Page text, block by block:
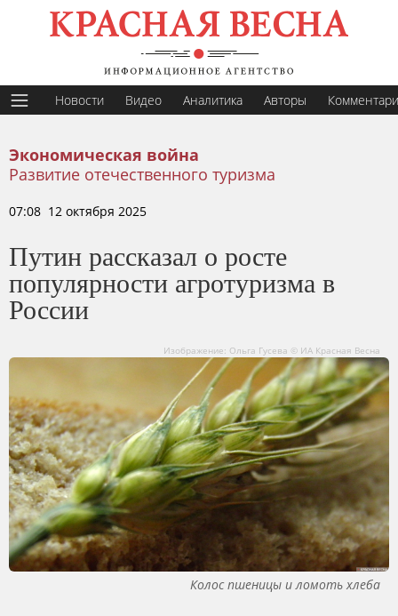
Новости Видео Аналитика Авторы
Экономическая война
Развитие отечественного туризма
07:08 12 октября 2025
Путин рассказал о росте
популярности агротуризма в
России
Изображение: Ольга Гусева © ИА Красная Весна
Колос пшеницы и ломоть хлеба